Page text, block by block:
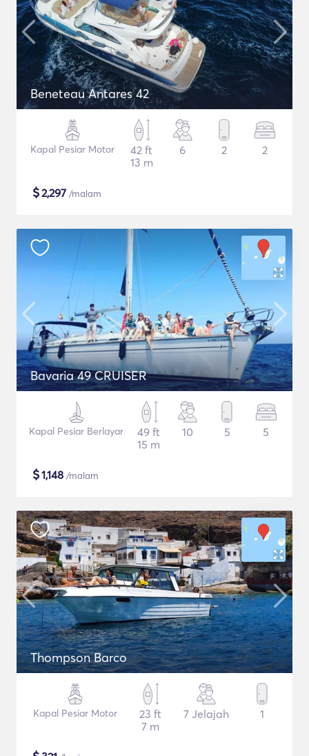
Beneteau Antares 42
Kapal Pesiar Motor
42 ft
13 m
6 2 2
$2,297 /malam
Bavaria 49 CRUISER
Kapal Pesiar Berlayar
49 ft
15 m
10 5 5
$1,148 /malam
Thompson Barco
Kapal Pesiar Motor
23 ft
7 m
7 Jelajah 1